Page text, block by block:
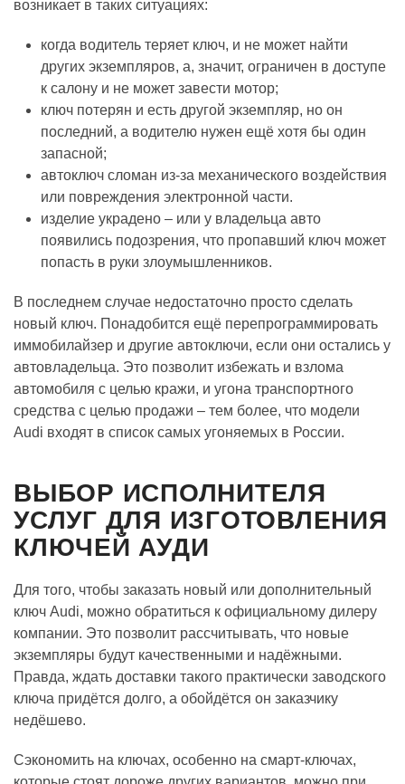
возникает в таких ситуациях:
когда водитель теряет ключ, и не может найти
других экземпляров, а, значит, ограничен в доступе
к салону и не может завести мотор;
ключ потерян и есть другой экземпляр, но он
последний, а водителю нужен ещё хотя бы один
запасной;
автоключ сломан из-за механического воздействия
или повреждения электронной части.
изделие украдено – или у владельца авто
появились подозрения, что пропавший ключ может
попасть в руки злоумышленников.
В последнем случае недостаточно просто сделать
новый ключ. Понадобится ещё перепрограммировать
иммобилайзер и другие автоключи, если они остались у
автовладельца. Это позволит избежать и взлома
автомобиля с целью кражи, и угона транспортного
средства с целью продажи – тем более, что модели
Audi входят в список самых угоняемых в России.
ВЫБОР ИСПОЛНИТЕЛЯ
УСЛУГ ДЛЯ ИЗГОТОВЛЕНИЯ
КЛЮЧЕЙ АУДИ
Для того, чтобы заказать новый или дополнительный
ключ Audi, можно обратиться к официальному дилеру
компании. Это позволит рассчитывать, что новые
экземпляры будут качественными и надёжными.
Правда, ждать доставки такого практически заводского
ключа придётся долго, а обойдётся он заказчику
недёшево.
Сэкономить на ключах, особенно на смарт-ключах,